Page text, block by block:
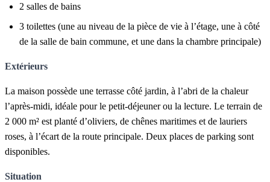
2 salles de bains
3 toilettes (une au niveau de la pièce de vie à l’étage, une à côté
de la salle de bain commune, et une dans la chambre principale)
Extérieurs
La maison possède une terrasse côté jardin, à l’abri de la chaleur
l’après-midi, idéale pour le petit-déjeuner ou la lecture. Le terrain de
2 000 m² est planté d’oliviers, de chênes maritimes et de lauriers
roses, à l’écart de la route principale. Deux places de parking sont
disponibles.
Situation